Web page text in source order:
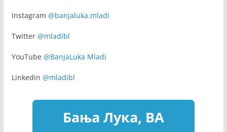
Instagram @banjaluka.mladi
Twitter @mladibl
YouTube @BanjaLuka Mladi
Linkedin @mladibl
Бања Лука, BA